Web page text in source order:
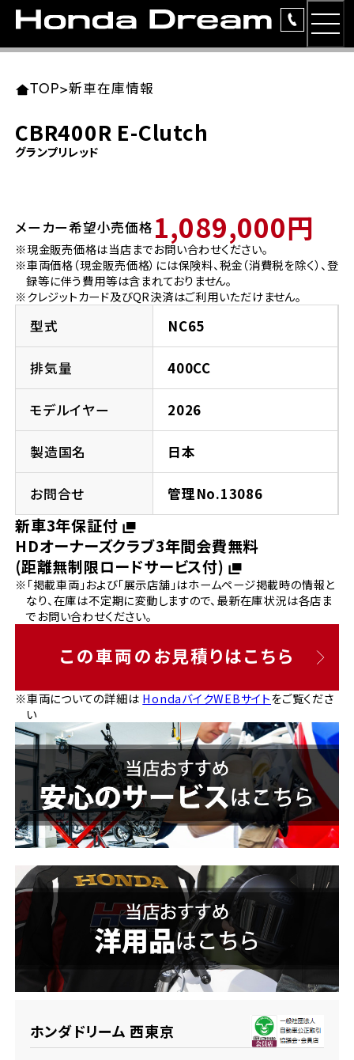
ラインアップ
レンタルバイク
洋用品
イベント
法人向けサービス
お問い合わせ
TOP>新車在庫情報
CBR400R E-Clutch
グランプリレッド
メーカー希望小売価格 1,089,000円
※現金販売価格は当店までお問い合わせください。
※車両価格（現金販売価格）には保険料、税金（消費税を除く）、登
録等に伴う費用等は含まれておりません。
※クレジットカード及びQR決済はご利用いただけません。
型式 NC65
排気量 400CC
モデルイヤー 2026
製造国名 日本
お問合せ 管理No.13086
新車3年保証付
HDオーナーズクラブ3年間会費無料
(距離無制限ロードサービス付)
※「掲載車両」および「展示店舗」はホームページ掲載時の情報と
なり、在庫は不定期に変動しますので、最新在庫状況は各店ま
でお問い合わせください。
この車両のお見積りはこちら
※車両についての詳細は HondaバイクWEBサイトをご覧くださ
い
ホンダドリーム 西東京
東北エリア 店舗一覧
岩手県
宮城県
ホンダドリーム 仙台泉
ホンダドリーム 宮城岩沼
福島県
ホンダドリーム 郡山
関東エリア 店舗一覧
東京都
ホンダドリーム 西東京
ホンダドリーム 練馬
ホンダドリーム 板橋
ホンダドリーム 葛飾
ホンダドリーム 大田
ホンダドリーム 立川
神奈川県
ホンダドリーム 磯子
ホンダドリーム 横浜都筑
ホンダドリーム 横浜緑
千葉県
ホンダドリーム 船橋
ホンダドリーム 松戸
ホンダドリーム 蘇我
埼玉県
中部エリア 店舗一覧
愛知県
ホンダドリーム 名古屋南
ホンダドリーム 小牧
ホンダドリーム 名古屋東
ホンダドリーム 一宮
ホンダドリーム 豊橋
ホンダドリーム 名古屋上小田井
岐阜県
ホンダドリーム 岐阜
近畿エリア 店舗一覧
大阪府
ホンダドリーム 箕面
ホンダドリーム 藤井寺
ホンダドリーム 東淀川
ホンダドリーム 豊中
京都府
ホンダドリーム 京都伏見
ホンダドリーム 京都北山
兵庫県
ホンダドリーム 神戸灘
ホンダドリーム 尼崎
ホンダドリーム 姫路
ホンダドリーム 西宮甲子園
奈良県
ホンダドリーム 奈良
中国・四国エリア 店舗一覧
岡山県
広島県
ホンダドリーム 広島
ホンダドリーム 福山
徳島県
ホンダドリーム 徳島
香川県
ホンダドリーム 高松
高知県
九州エリア 店舗一覧
福岡県
ホンダドリーム 福岡東
ホンダドリーム 久留米
ホンダドリーム 福岡春日
ホンダドリーム 福岡西
熊本県
ホンダドリーム 熊本